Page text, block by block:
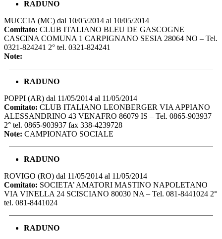
RADUNO
MUCCIA (MC) dal 10/05/2014 al 10/05/2014
Comitato: CLUB ITALIANO BLEU DE GASCOGNE
CASCINA COMUNA 1 CARPIGNANO SESIA 28064 NO – Tel.
0321-824241 2° tel. 0321-824241
Note:
RADUNO
POPPI (AR) dal 11/05/2014 al 11/05/2014
Comitato: CLUB ITALIANO LEONBERGER VIA APPIANO
ALESSANDRINO 43 VENAFRO 86079 IS – Tel. 0865-903937
2° tel. 0865-903937 fax 338-4239728
Note: CAMPIONATO SOCIALE
RADUNO
ROVIGO (RO) dal 11/05/2014 al 11/05/2014
Comitato: SOCIETA’ AMATORI MASTINO NAPOLETANO
VIA VINELLA 24 SCISCIANO 80030 NA – Tel. 081-8441024 2°
tel. 081-8441024
RADUNO